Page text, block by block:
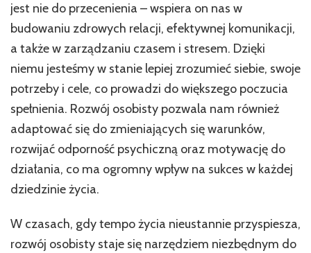
jest nie do przecenienia – wspiera on nas w
budowaniu zdrowych relacji, efektywnej komunikacji,
a także w zarządzaniu czasem i stresem. Dzięki
niemu jesteśmy w stanie lepiej zrozumieć siebie, swoje
potrzeby i cele, co prowadzi do większego poczucia
spełnienia. Rozwój osobisty pozwala nam również
adaptować się do zmieniających się warunków,
rozwijać odporność psychiczną oraz motywację do
działania, co ma ogromny wpływ na sukces w każdej
dziedzinie życia.
W czasach, gdy tempo życia nieustannie przyspiesza,
rozwój osobisty staje się narzędziem niezbędnym do